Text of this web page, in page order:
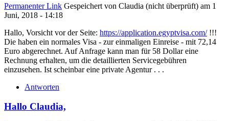
Permanenter Link Gespeichert von Claudia (nicht überprüft) am 1
Juni, 2018 - 14:18
Hallo, Vorsicht vor der Seite: https://application.egyptvisa.com/!!!
Die haben ein normales Visa - zur einmaligen Einreise - mit 72,14
Euro abgerechnet. Auf Anfrage kann man für 58 Dollar eine
Rechnung erhalten, um die detaillierten Servicegebühren
einzusehen. Ist scheinbar eine private Agentur . . .
Antworten
Hallo Claudia,